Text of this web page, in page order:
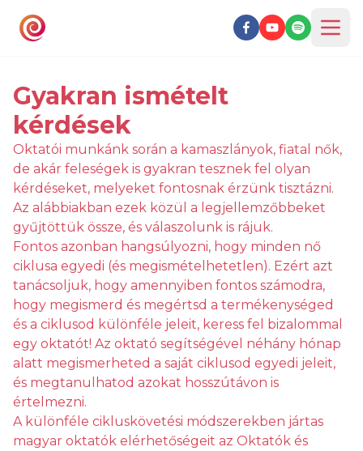
Gyakran ismételt
kérdések
Oktatói munkánk során a kamaszlányok, fiatal nők,
de akár feleségek is gyakran tesznek fel olyan
kérdéseket, melyeket fontosnak érzünk tisztázni.
Az alábbiakban ezek közül a legjellemzőbbeket
gyűjtöttük össze, és válaszolunk is rájuk.
Fontos azonban hangsúlyozni, hogy minden nő
ciklusa egyedi (és megismételhetetlen). Ezért azt
tanácsoljuk, hogy amennyiben fontos számodra,
hogy megismerd és megértsd a termékenységed
és a ciklusod különféle jeleit, keress fel bizalommal
egy oktatót! Az oktató segítségével néhány hónap
alatt megismerheted a saját ciklusod egyedi jeleit,
és megtanulhatod azokat hosszútávon is
értelmezni.
A különféle cikluskövetési módszerekben jártas
magyar oktatók elérhetőségeit az Oktatók és